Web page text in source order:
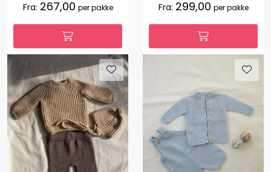
Fra: 267,00 per pakke Fra: 299,00 per pakke